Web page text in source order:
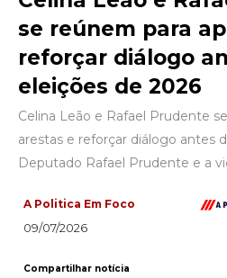
se reúnem para
reforçar diálogo
eleições de 2026
Celina Leão e Rafael Prudente
arestas e reforçar diálogo antes
Deputado Rafael Prudente e a
A Politica Em Foco
09/07/2026
Compartilhar notícia